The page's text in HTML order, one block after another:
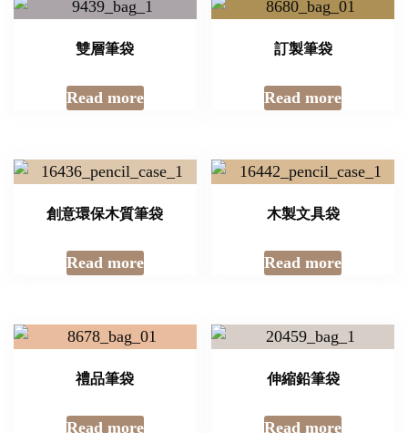
雙層筆袋
Read more
訂製筆袋
Read more
創意環保木質筆袋
Read more
木製文具袋
Read more
禮品筆袋
Read more
伸縮鉛筆袋
Read more